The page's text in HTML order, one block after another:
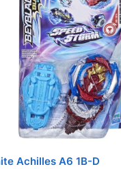
Achilles A6 1B-D